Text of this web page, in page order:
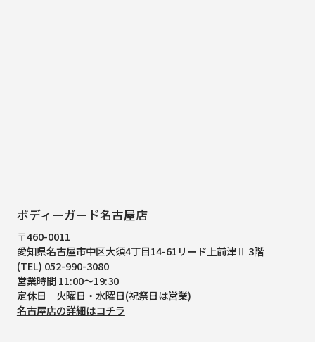
ボディーガード名古屋店
〒460-0011
愛知県名古屋市中区大須4丁目14-61リード上前津Ⅱ 3階
(TEL) 052-990-3080
営業時間 11:00～19:30
定休日 火曜日・水曜日(祝祭日は営業)
名古屋店の詳細はコチラ